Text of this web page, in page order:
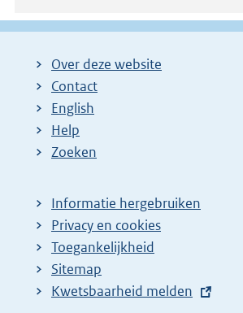
Over deze website
Contact
English
Help
Zoeken
Informatie hergebruiken
Privacy en cookies
Toegankelijkheid
Sitemap
E
Kwetsbaarheid melden